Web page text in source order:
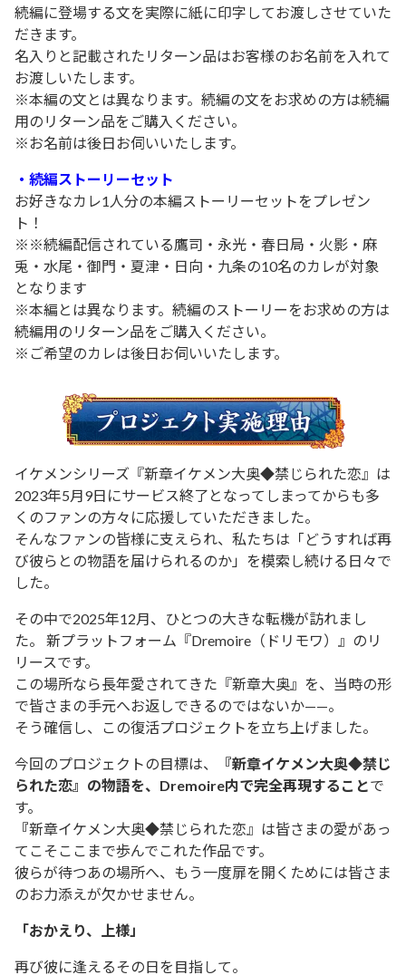
続編に登場する文を実際に紙に印字してお渡しさせていた
だきます。
名入りと記載されたリターン品はお客様のお名前を入れて
お渡しいたします。
※本編の文とは異なります。続編の文をお求めの方は続編
用のリターン品をご購入ください。
※お名前は後日お伺いいたします。
・続編ストーリーセット
お好きなカレ1人分の本編ストーリーセットをプレゼン
ト！
※ ※続編配信されている鷹司・永光・春日局・火影・麻
兎・水尾・御門・夏津・日向・九条の10名のカレが対象
となります
※本編とは異なります。続編のストーリーをお求めの方は
続編用のリターン品をご購入ください。
※ご希望のカレは後日お伺いいたします。
イケメンシリーズ『新章イケメン大奥◆禁じられた恋』は
2023年5月9日にサービス終了となってしまってからも多
くのファンの方々に応援していただきました。
そんなファンの皆様に支えられ、私たちは「どうすれば再
び彼らとの物語を届けられるのか」を模索し続ける日々で
した。
その中で2025年12月、ひとつの大きな転機が訪れまし
た。 新プラットフォーム『Dremoire（ドリモワ）』のリ
リースです。
この場所なら長年愛されてきた『新章大奥』を、当時の形
で皆さまの手元へお返しできるのではないか——。
そう確信し、この復活プロジェクトを立ち上げました。
今回のプロジェクトの目標は、
『新章イケメン大奥◆禁じ
られた恋』の物語を、Dremoire内で完全再現すること で
す。
『新章イケメン大奥◆禁じられた恋』は皆さまの愛があっ
てこそここまで歩んでこれた作品です。
彼らが待つあの場所へ、もう一度扉を開くためには皆さま
のお力添えが欠かせません。
「おかえり、上様」
再び彼に逢えるその日を目指して。